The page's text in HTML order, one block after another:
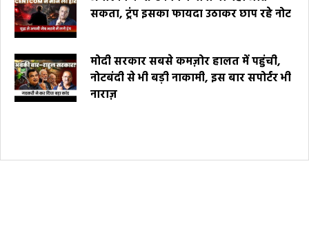
सकता, ट्रंप इसका फायदा उठाकर छाप रहे नोट
मोदी सरकार सबसे कमज़ोर हालत में पहुंची,
नोटबंदी से भी बड़ी नाकामी, इस बार सपोर्टर भी
नाराज़